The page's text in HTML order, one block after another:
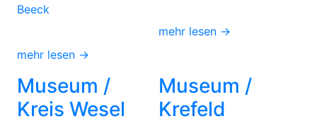
Beeck
mehr lesen →
mehr lesen →
Museum /
Kreis Wesel
Museum /
Krefeld